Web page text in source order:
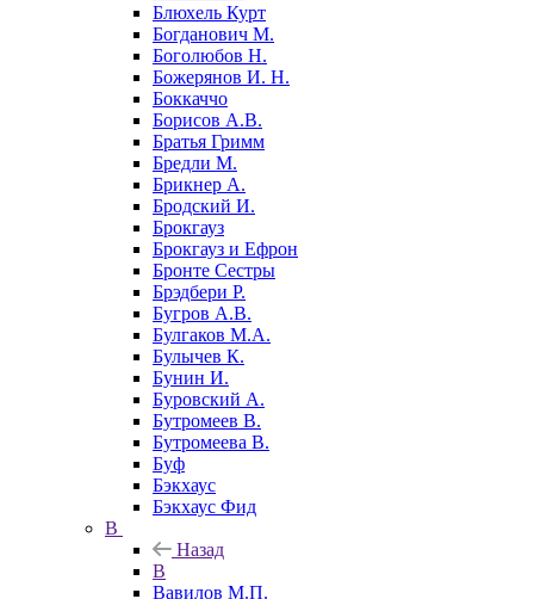
Блюхель Курт
Богданович М.
Боголюбов Н.
Божерянов И. Н.
Боккаччо
Борисов А.В.
Братья Гримм
Бредли М.
Брикнер А.
Бродский И.
Брокгауз
Брокгауз и Ефрон
Бронте Сестры
Брэдбери Р.
Бугров А.В.
Булгаков М.А.
Булычев К.
Бунин И.
Буровский А.
Бутромеев В.
Бутромеева В.
Буф
Бэкхаус
Бэкхаус Фид
В
Назад
В
Вавилов М.П.